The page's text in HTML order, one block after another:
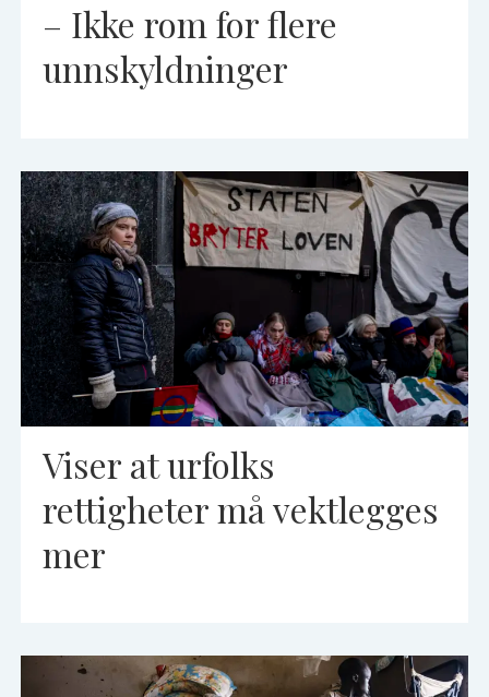
– Ikke rom for flere
unnskyldninger
Viser at urfolks
rettigheter må vektlegges
mer